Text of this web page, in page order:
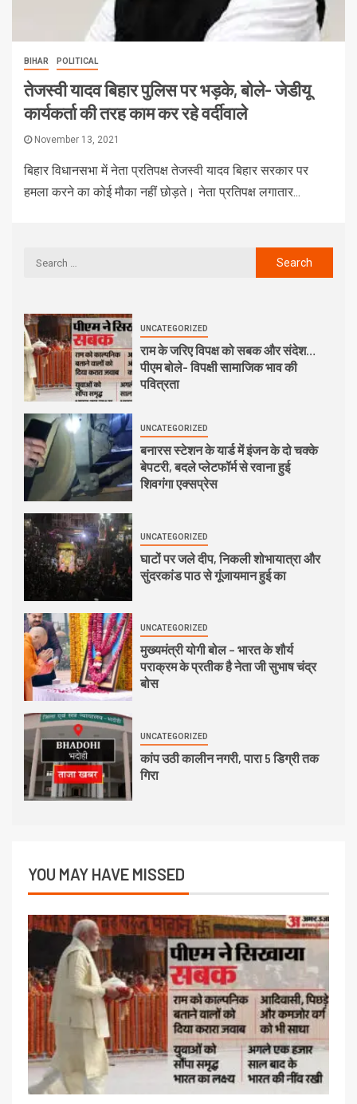
BIHAR POLITICAL
तेजस्वी यादव बिहार पुलिस पर भड़के, बोले- जेडीयू
कार्यकर्ता की तरह काम कर रहे वर्दीवाले
November 13, 2021
बिहार विधानसभा में नेता प्रतिपक्ष तेजस्वी यादव बिहार सरकार पर
हमला करने का कोई मौका नहीं छोड़ते। नेता प्रतिपक्ष लगातार...
UNCATEGORIZED
राम के जरिए विपक्ष को सबक और संदेश…
पीएम बोले- विपक्षी सामाजिक भाव की
पवित्रता
UNCATEGORIZED
बनारस स्टेशन के यार्ड में इंजन के दो चक्के
बेपटरी, बदले प्लेटफॉर्म से रवाना हुई
शिवगंगा एक्सप्रेस
UNCATEGORIZED
घाटों पर जले दीप, निकली शोभायात्रा और
सुंदरकांड पाठ से गूंजायमान हुई का
UNCATEGORIZED
मुख्यमंत्री योगी बोल – भारत के शौर्य
पराक्रम के प्रतीक है नेता जी सुभाष चंद्र
बोस
UNCATEGORIZED
कांप उठी कालीन नगरी, पारा 5 डिग्री तक
गिरा
YOU MAY HAVE MISSED